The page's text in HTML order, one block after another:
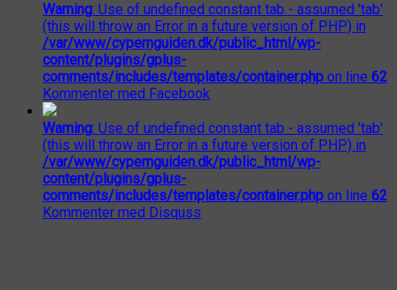
Warning: Use of undefined constant tab - assumed 'tab'
(this will throw an Error in a future version of PHP) in
/var/www/cypernguiden.dk/public_html/wp-
content/plugins/gplus-
comments/includes/templates/container.php on line 62
Kommenter med Facebook
Warning: Use of undefined constant tab - assumed 'tab'
(this will throw an Error in a future version of PHP) in
/var/www/cypernguiden.dk/public_html/wp-
content/plugins/gplus-
comments/includes/templates/container.php on line 62
Kommenter med Disquss